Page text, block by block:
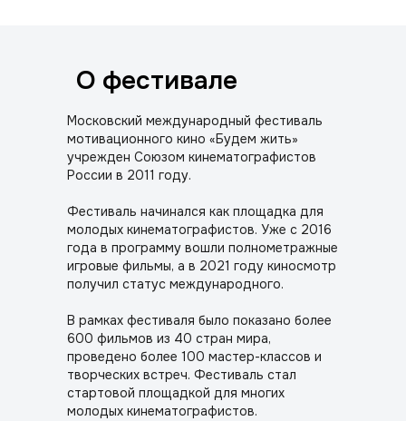
Московский международный фестиваль
мотивационного кино «Будем жить»
учрежден Союзом кинематографистов
России в 2011 году.
Фестиваль начинался как площадка для
молодых кинематографистов. Уже с 2016
года в программу вошли полнометражные
игровые фильмы, а в 2021 году киносмотр
получил статус международного.
В рамках фестиваля было показано более
600 фильмов из 40 стран мира,
проведено более 100 мастер-классов и
творческих встреч. Фестиваль стал
стартовой площадкой для многих
молодых кинематографистов.
О фестивале